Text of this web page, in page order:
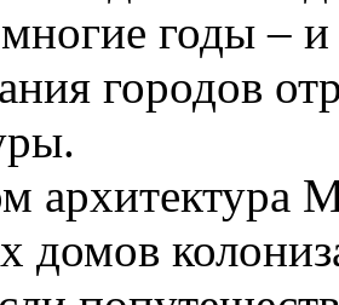
годы –
городов
архитектура
домов